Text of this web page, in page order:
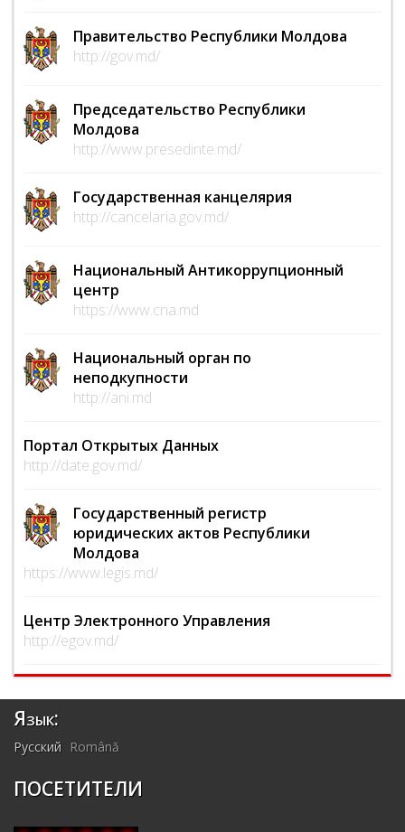
Правительство Республики Молдова
http://gov.md/
Председательство Республики
Молдова
http://www.presedinte.md/
Государственная канцелярия
http://cancelaria.gov.md/
Национальный Антикоррупционный
центр
https://www.cna.md
Национальный орган по
неподкупности
http://ani.md
Портал Открытых Данных
http://date.gov.md/
Государственный регистр
юридических актов Республики
Молдова
https://www.legis.md/
Центр Электронного Управления
http://egov.md/
Язык:
Русский Română
ПОСЕТИТЕЛИ